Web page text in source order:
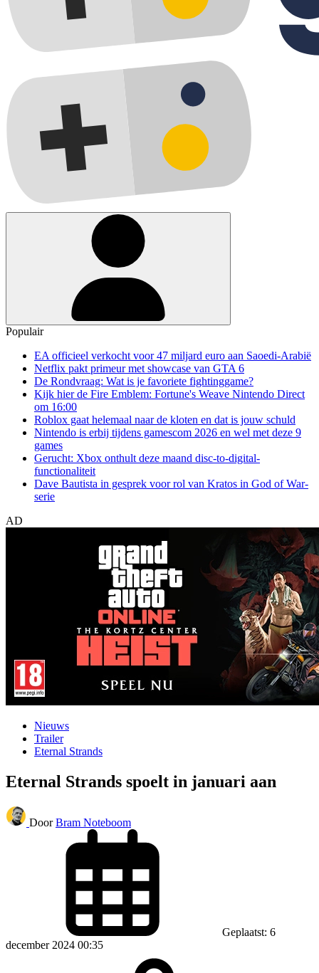
Populair
EA officieel verkocht voor 47 miljard euro aan Saoedi-Arabië
Netflix pakt primeur met showcase van GTA 6
De Rondvraag: Wat is je favoriete fightinggame?
Kijk hier de Fire Emblem: Fortune's Weave Nintendo Direct
om 16:00
Roblox gaat helemaal naar de kloten en dat is jouw schuld
Nintendo is erbij tijdens gamescom 2026 en wel met deze 9
games
Gerucht: Xbox onthult deze maand disc-to-digital-
functionaliteit
Dave Bautista in gesprek voor rol van Kratos in God of War-
serie
AD
Nieuws
Trailer
Eternal Strands
Eternal Strands spoelt in januari aan
Door Bram Noteboom
Geplaatst: 6
december 2024 00:35